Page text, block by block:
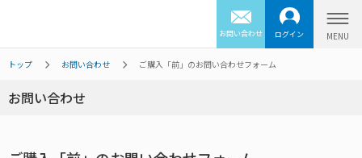
お問い合わせ ログイン
トップ お問い合わせ ご購入「前」のお問い合わせフォーム
お問い合わせ